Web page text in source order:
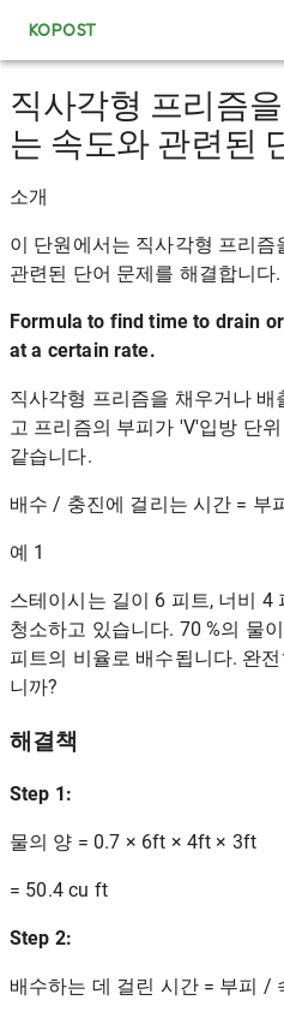
KOPOST
직사각형 프리즘
는 속도와 관련된
소개
이 단원에서는 직사각형 프리
관련된 단어 문제를 해결합니다.
Formula to find time to drain
at a certain rate.
직사각형 프리즘을 채우거나
고 프리즘의 부피가 'V'입방 단
같습니다.
배수 / 충진에 걸리는 시간 = 부
예 1
스테이시는 길이 6 피트, 너비 4
청소하고 있습니다. 70 %의 물
피트의 비율로 배수됩니다. 완
니까?
해결책
Step 1:
물의 양 = 0.7 × 6ft × 4ft × 3ft
= 50.4 cu ft
Step 2:
배수하는 데 걸린 시간 = 부피 /